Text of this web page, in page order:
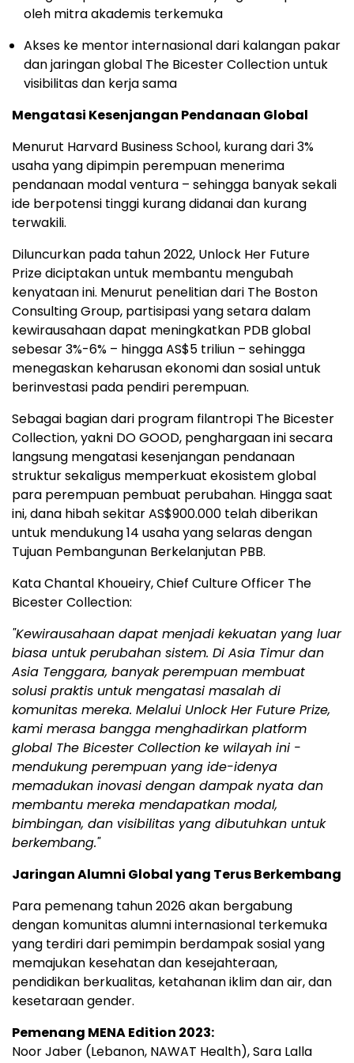
oleh mitra akademis terkemuka
Akses ke mentor internasional dari kalangan pakar
dan jaringan global The Bicester Collection untuk
visibilitas dan kerja sama
Mengatasi Kesenjangan Pendanaan Global
Menurut Harvard Business School, kurang dari 3%
usaha yang dipimpin perempuan menerima
pendanaan modal ventura – sehingga banyak sekali
ide berpotensi tinggi kurang didanai dan kurang
terwakili.
Diluncurkan pada tahun 2022, Unlock Her Future
Prize diciptakan untuk membantu mengubah
kenyataan ini. Menurut penelitian dari The Boston
Consulting Group, partisipasi yang setara dalam
kewirausahaan dapat meningkatkan PDB global
sebesar 3%-6% – hingga AS$5 triliun – sehingga
menegaskan keharusan ekonomi dan sosial untuk
berinvestasi pada pendiri perempuan.
Sebagai bagian dari program filantropi The Bicester
Collection, yakni DO GOOD, penghargaan ini secara
langsung mengatasi kesenjangan pendanaan
struktur sekaligus memperkuat ekosistem global
para perempuan pembuat perubahan. Hingga saat
ini, dana hibah sekitar AS$900.000 telah diberikan
untuk mendukung 14 usaha yang selaras dengan
Tujuan Pembangunan Berkelanjutan PBB.
Kata Chantal Khoueiry, Chief Culture Officer The
Bicester Collection:
"Kewirausahaan dapat menjadi kekuatan yang luar
biasa untuk perubahan sistem. Di Asia Timur dan
Asia Tenggara, banyak perempuan membuat
solusi praktis untuk mengatasi masalah di
komunitas mereka. Melalui Unlock Her Future Prize,
kami merasa bangga menghadirkan platform
global The Bicester Collection ke wilayah ini -
mendukung perempuan yang ide-idenya
memadukan inovasi dengan dampak nyata dan
membantu mereka mendapatkan modal,
bimbingan, dan visibilitas yang dibutuhkan untuk
berkembang."
Jaringan Alumni Global yang Terus Berkembang
Para pemenang tahun 2026 akan bergabung
dengan komunitas alumni internasional terkemuka
yang terdiri dari pemimpin berdampak sosial yang
memajukan kesehatan dan kesejahteraan,
pendidikan berkualitas, ketahanan iklim dan air, dan
kesetaraan gender.
Pemenang MENA Edition 2023:
Noor Jaber (Lebanon, NAWAT Health), Sara Lalla